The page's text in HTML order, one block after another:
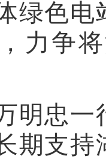
绿色电
力争
明忠
期支持